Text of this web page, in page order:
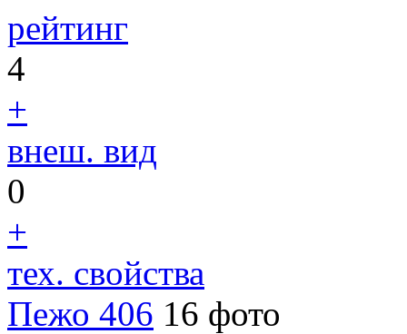
рейтинг
4
+
внеш. вид
0
+
тех. свойства
Пежо 406 16 фото